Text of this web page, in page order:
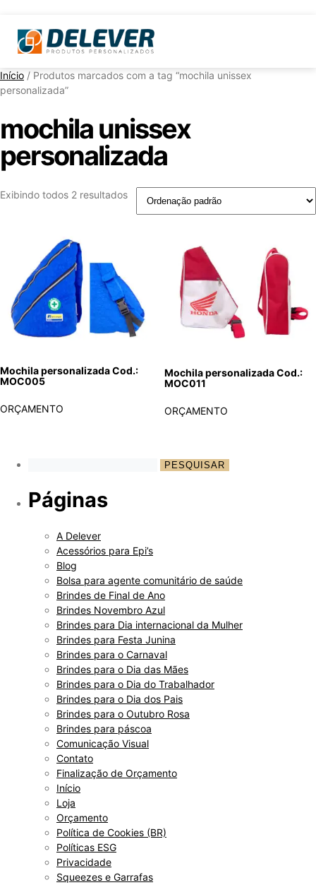
Início / Produtos marcados com a tag “mochila unissex
personalizada”
mochila unissex
personalizada
Exibindo todos 2 resultados
Mochila personalizada Cod.:
MOC005
ORÇAMENTO
Mochila personalizada Cod.:
MOC011
ORÇAMENTO
Páginas
A Delever
Acessórios para Epi’s
Blog
Bolsa para agente comunitário de saúde
Brindes de Final de Ano
Brindes Novembro Azul
Brindes para Dia internacional da Mulher
Brindes para Festa Junina
Brindes para o Carnaval
Brindes para o Dia das Mães
Brindes para o Dia do Trabalhador
Brindes para o Dia dos Pais
Brindes para o Outubro Rosa
Brindes para páscoa
Comunicação Visual
Contato
Finalização de Orçamento
Início
Loja
Orçamento
Política de Cookies (BR)
Políticas ESG
Privacidade
Squeezes e Garrafas